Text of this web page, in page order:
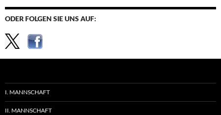
ODER FOLGEN SIE UNS AUF:
I. MANNSCHAFT
II. MANNSCHAFT